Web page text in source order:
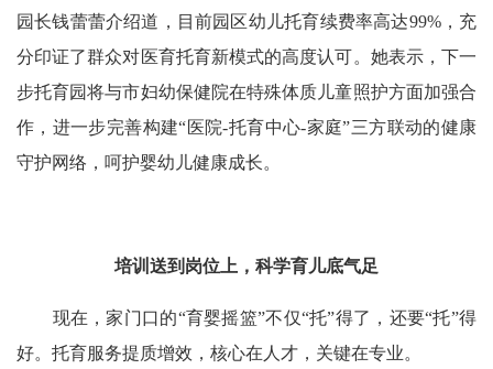
园长钱蕾蕾介绍道，目前园区幼儿托育续费率高达99%，充
分印证了群众对医育托育新模式的高度认可。她表示，下一
步托育园将与市妇幼保健院在特殊体质儿童照护方面加强合
作，进一步完善构建“医院-托育中心-家庭”三方联动的健康
守护网络，呵护婴幼儿健康成长。
培训送到岗位上，科学育儿底气足
现在，家门口的“育婴摇篮”不仅“托”得了，还要“托”得
好。托育服务提质增效，核心在人才，关键在专业。